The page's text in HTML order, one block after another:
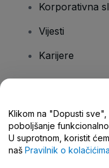
Korporativna
Vijesti
Karijere
Centar za
Klikom na "Dopusti
poboljšanje
U suprotnom, koristit
naš Pravilnik o kolačićima